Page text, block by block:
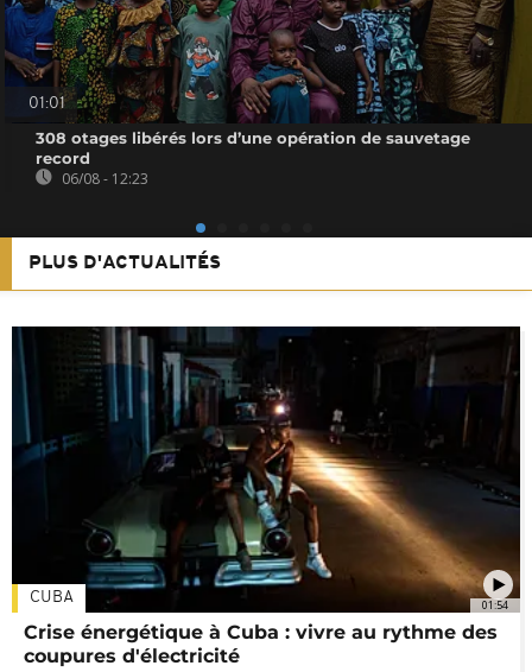
01:01
308 otages libérés lors d’une opération de sauvetage
record
06/08 - 12:23
PLUS D'ACTUALITÉS
01:54
CUBA
Crise énergétique à Cuba : vivre au rythme des
coupures d'électricité